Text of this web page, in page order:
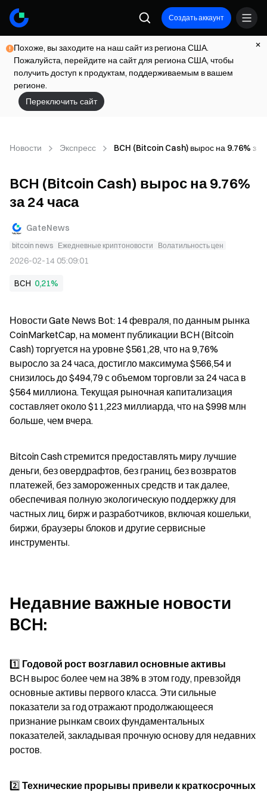
Создать аккаунт
Похоже, вы заходите на наш сайт из региона США.
Пожалуйста, перейдите на сайт для региона США, чтобы
получить доступ к продуктам, поддерживаемым в вашем
регионе.
Переключить сайт
Новости Экспресс BCH (Bitcoin Cash) вырос на 9.76% за
BCH (Bitcoin Cash) вырос на 9.76%
за 24 часа
GateNews
bitcoin news Ежедневные криптоновости Волатильность цен
2026-02-14 05:09:01
BCH 0,21%
Новости Gate News Bot: 14 февраля, по данным рынка
CoinMarketCap, на момент публикации BCH (Bitcoin
Cash) торгуется на уровне $561,28, что на 9,76%
выросло за 24 часа, достигло максимума $566,54 и
снизилось до $494,79 с объемом торговли за 24 часа в
$564 миллиона. Текущая рыночная капитализация
составляет около $11,223 миллиарда, что на $998 млн
больше, чем вчера.
Bitcoin Cash стремится предоставлять миру лучшие
деньги, без овердрафтов, без границ, без возвратов
платежей, без замороженных средств и так далее,
обеспечивая полную экологическую поддержку для
частных лиц, бирж и разработчиков, включая кошельки,
биржи, браузеры блоков и другие сервисные
инструменты.
Недавние важные новости
BCH:
1️⃣ Годовой рост возглавил основные активы
BCH вырос более чем на 38% в этом году, превзойдя
основные активы первого класса. Эти сильные
показатели за год отражают продолжающееся
признание рынкам своих фундаментальных
показателей, закладывая прочную основу для недавних
ростов.
2️⃣ Технические прорывы привели к краткосрочных